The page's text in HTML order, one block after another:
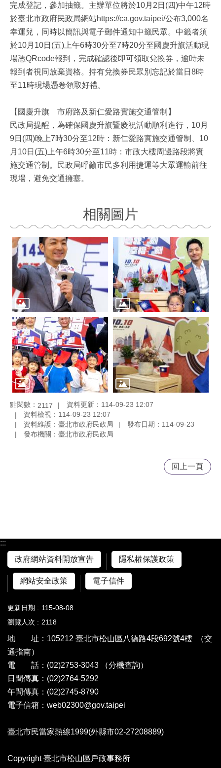
完成登記，參加抽籤。主辦單位將於10月2日(四)中午12時
於臺北市政府民政局網站https://ca.gov.taipei/公布3,000名
幸運兒，同時以簡訊與電子郵件通知中籤民眾。中籤者須
於10月10日(五)上午6時30分至7時20分至國慶升旗活動現
場憑QRcode報到，完成確認後即可領取兌換券，逾時未
報到者視同放棄資格。持有兌換券民眾別忘記於當日8時
至11時現場憑卷領取好禮。
【國慶升旗 市府路及新仁愛路實施交通管制】
民政局提醒，為確保國慶升旗暨慶祝活動順利進行，10月
9日(四)晚上7時30分至12時：新仁愛路實施交通管制、10
月10日(五)上午6時30分至11時：市政大樓周邊路段將實
施交通管制。民政局呼籲市民多利用捷運等大眾運輸前往
現場，避免交通擁塞。
相關圖片
點閱數： 2117
資料更新：114-09-23 12:07
資料檢視：114-09-23 12:07
資料維護：臺北市政府民政局
發布日期：114-09-23
發布機關：臺北市政府民政局
回上一頁
:::
政府網站資料開放宣告
隱私權保護政策
網站安全政策 電子信件
更新日期
115-08-08
瀏覽人次
2118
地 址：105212 臺北市松山區八德路4段692號4樓
（交
通指南）
電 話：(02)2753-3043
（分機查詢）
日間傳真：(02)2764-5292
午間傳真：(02)2745-8790
電子信箱：web02300@gov.taipei
臺北市民當家熱線1999(外縣市02-27208889)
Copyright 臺北市松山區戶政事務所